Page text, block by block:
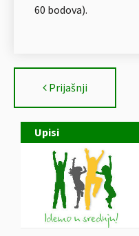
Upisi
60 bodova).
Prijašnji